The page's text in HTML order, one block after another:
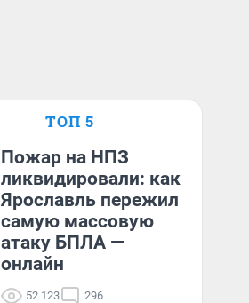
ТОП 5
Пожар на НПЗ
ликвидировали: как
Ярославль пережил
самую массовую
атаку БПЛА —
онлайн
52 123 296